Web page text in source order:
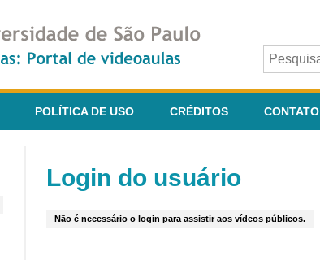
POLÍTICA DE USO CRÉDITOS CONTATO
Login do usuário
Não é necessário o login para assistir aos vídeos públicos.